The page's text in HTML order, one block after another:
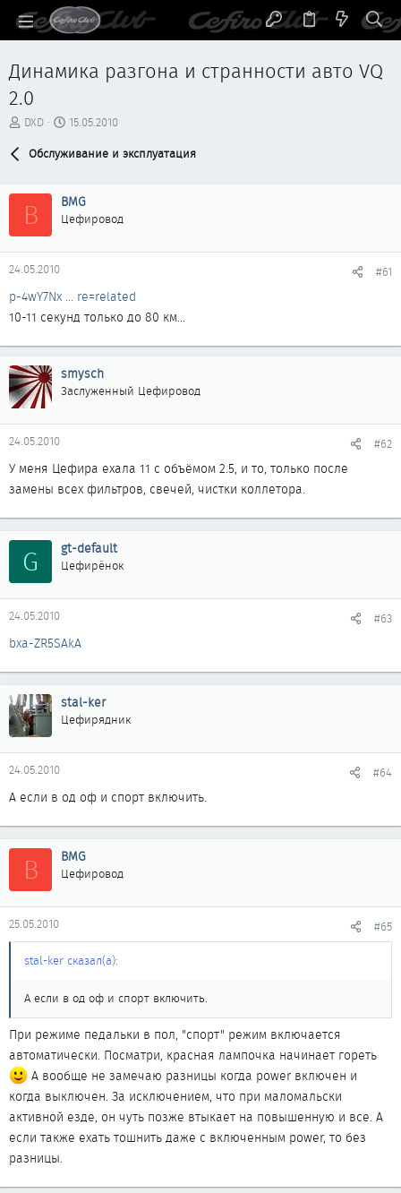
Динамика разгона и странности авто VQ
2.0
А
т
е
м
ы
DXD
Д
т
а
ч
л
15.05.2010
Обслуживание и эксплуатация
B BMG
Цефировод
24.05.2010 #61
p-4wY7Nx ... re=related
10-11 секунд только до 80 км...
smysch
Заслуженный Цефировод
24.05.2010 #62
У меня Цефира ехала 11 с объёмом 2.5, и то, только после
замены всех фильтров, свечей, чистки коллетора.
G gt-default
Цефирёнок
24.05.2010 #63
bxa-ZR5SAkA
stal-ker
Цефирядник
24.05.2010 #64
А если в од оф и спорт включить.
B BMG
Цефировод
25.05.2010 #65
stal-ker сказал(а):
А если в од оф и спорт включить.
При режиме педальки в пол, "спорт" режим включается
автоматически. Посматри, красная лампочка начинает гореть
А вообще не замечаю разницы когда power включен и
когда выключен. За исключением, что при маломальски
активной езде, он чуть позже втыкает на повышенную и все. А
если также ехать тошнить даже с включенным power, то без
разницы.